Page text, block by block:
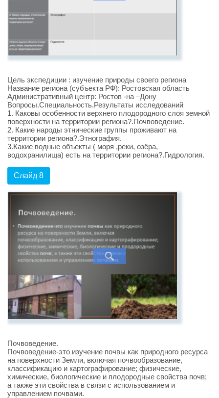
Цель экспедиции : изучение природы своего региона
Название региона (субъекта РФ): Ростовская область
Административный центр: Ростов -на –Дону
Вопросы.Специальность.Результаты исследований
1. Каковы особенности верхнего плодородного слоя земной
поверхности на территории региона?.Почвоведение.
2. Какие народы этнические группы проживают на
территории региона?.Этнография.
3.Какие водные объекты ( моря ,реки, озёра,
водохранилища) есть на территории региона?.Гидрология.
Слайд 8
Почвоведение.
Почвоведение-это изучение почвы как природного ресурса
на поверхности Земли, включая почвообразование,
классификацию и картографирование; физические,
химические, биологические и плодородные свойства почв;
а также эти свойства в связи с использованием и
управлением почвами.